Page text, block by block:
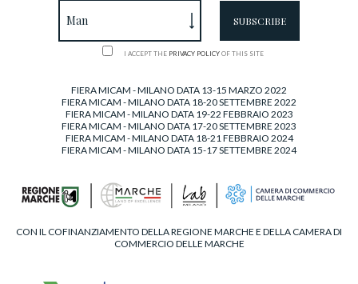
I ACCEPT THE PRIVACY POLICY OF THIS SITE
FIERA MICAM - MILANO DATA 13-15 MARZO 2022
FIERA MICAM - MILANO DATA 18-20 SETTEMBRE 2022
FIERA MICAM - MILANO DATA 19-22 FEBBRAIO 2023
FIERA MICAM - MILANO DATA 17-20 SETTEMBRE 2023
FIERA MICAM - MILANO DATA 18-21 FEBBRAIO 2024
FIERA MICAM - MILANO DATA 15-17 SETTEMBRE 2024
CON IL COFINANZIAMENTO DELLA REGIONE MARCHE E DELLA CAMERA DI
COMMERCIO DELLE MARCHE